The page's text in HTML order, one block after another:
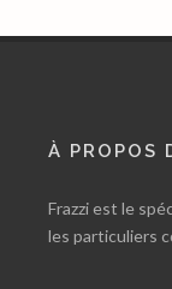
À PROPOS
Frazzi est le
les particuliers